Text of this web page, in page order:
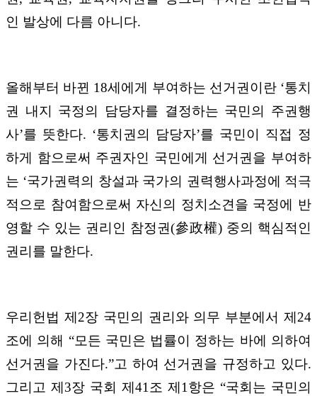
인 발상에 다름 아니다.
올해부터 바뀐 18세에게 부여하는 선거권이란 ‘통치
권 내지 국정의 담당자를 결정하는 국민의 주권행
사’를 뜻한다. ‘통치권의 담당자’를 국민이 직접 정
하게 함으로써 주권자인 국민에게 선거권을 부여하
는 ‘국가권력의 창설과 국가의 권력행사과정에 적극
적으로 참여함으로써 자신의 정치소견을 국정에 반
영할 수 있는 권리인 참정권(參政權) 중의 핵심적인
권리를 말한다.
우리헌법 제2장 국민의 권리와 의무 부분에서 제24
조에 의해 “모든 국민은 법률이 정하는 바에 의하여
선거권을 가진다.”고 하여 선거권을 규정하고 있다.
그리고 제3장 국회 제41조 제1항은 “국회는 국민의